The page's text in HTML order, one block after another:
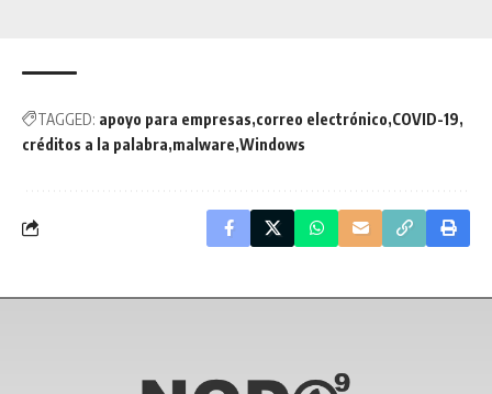
TAGGED: apoyo para empresas correo electrónico COVID-19
créditos a la palabra malware Windows